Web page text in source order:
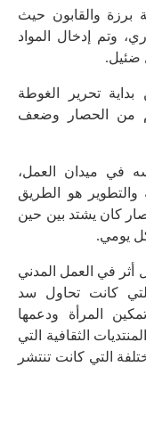
عام 2014 إلى مدينة برزة والقابون حيث
وتم إدخال المواد
ضئيل.
تحرير الغوطة
من الحصار وضعف
في ميدان العمل،
والتطوير هو الطريق
كان يشتد بين حين
يومي.
أثر في العمل المدني
كانت تحاول سد
المرأة ودعمها
الثقافية التي
التي كانت تنتشر